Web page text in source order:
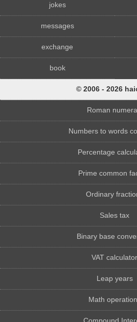
jokes
messages
exchange
book
© 2006 - 2026
Roman
Numbers to words
Percentage
Prime common
Ordinary
Sales tax
Binary base
VAT calculator
Leap years
Math